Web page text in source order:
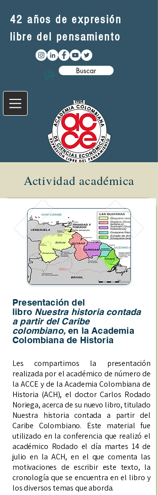
42 años de expresión
libre del pensamiento
Buscar
Actividad académica
Presentación del
libro Nuestra historia contada
a partir del Caribe
colombiano,en la Academia
Colombiana de Historia
Les compartimos la presentación
realizada por el académico de número de
la ACCE y de la Academia Colombiana de
Historia (ACH), el doctor Carlos Rodado
Noriega, acerca de su nuevo libro, titulado
Nuestra historia contada a partir del
Caribe Colombiano. Este material fue
utilizado en la conferencia que realizó el
académico Rodado el día martes 14 de
julio en la ACH, en el que comenta las
motivaciones de escribir este texto, la
cronología que se encuentra en el libro y
los diversos temas que aborda.